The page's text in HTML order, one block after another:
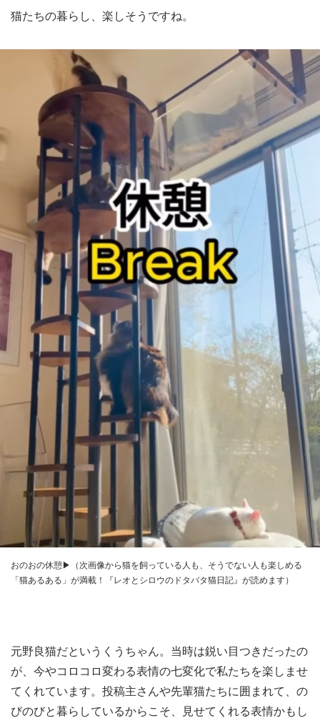
猫たちの暮らし、楽しそうですね。
おのおの休憩▶（次画像から猫を飼っている人も、そうでない人も楽しめる
「猫あるある」が満載！『レオとシロウのドタバタ猫日記』が読めます）
元野良猫だというくうちゃん。当時は鋭い目つきだったの
が、今やコロコロ変わる表情の七変化で私たちを楽しませ
てくれています。投稿主さんや先輩猫たちに囲まれて、の
びのびと暮らしているからこそ、見せてくれる表情かもし